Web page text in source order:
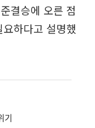
결승에 오른 점
하다고 설명했
기